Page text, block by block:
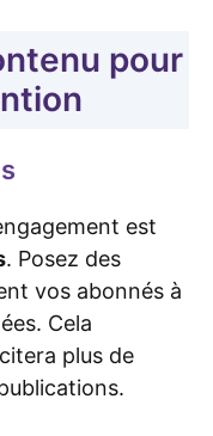
pour
est
. Posez des
vos abonnés à
Cela
plus de